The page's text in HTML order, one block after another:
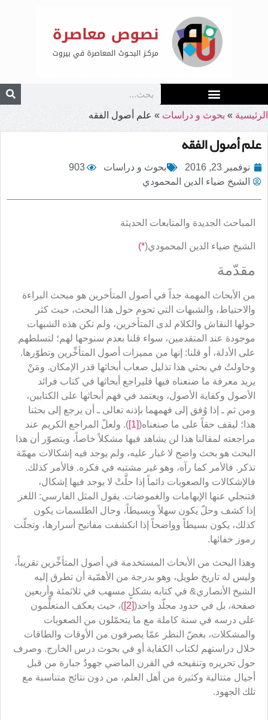
الرئيسية » بحوث و دراسات » علم أصول الفقه
علم أصول الفقه
نوفمبر 23, 2016 بحوث و دراسات
903
الشيخ ضياء الدين المحمودي
المباحث الجديدة والمتابعات الحديثة
الشيخ ضياء الدين المحمودي(*)
مقدّمة
من الأبحاث المهمة جداً في أصول المتأخرين هو مبحث البراءة
والاحتياط، والشبهات التي تحوم حول هذا البحث، حيث كثر
حولها النقاش والكلام لدى المتأخرين، ولم تكن هذه الشبهات
موجودة عند المتقدمين، سواء قلنا بعدم سنوحها لهم؛ لتسلطهم
على الأدلة، أو قلنا: إنها من مميزات أصول المتأخِّرين وتطوّرها.
وحاولتُ في بحثي هذا تذليل صعاب أبحاثها قدر الإمكان. ومَنْ
يريد معرفة ما صنعناه فيها فليراجع أبحاثها في كتاب فرائد
الأصول وكفاية الأصول، ويعتمد في فهم أبحاثها على الكتابين،
ومن ثم ـ إذا وُفق إلى فهمهما بإذنه تعالى ـ أن يرجع إلى بحثنا
هذا؛ ليقف حقاً على ما صنعناه([1]
). ولعلّ المراجع الكريم عند
مراجعته لمقالنا هذا لن يشاهد فيها مشكلاً خاصاً، ويتصوّر أن هذا
البحث هو بحث واضح لا غبار عليه، ولم يوجد فيه إشكالات مهمّة
تذكر. فالأمر كما رآه، وهو غير مشتبه في فكره. فالأمر كذلك.
فالإشكالات والصعوبات دائماً إذا حلَّتْ لا يوجد فيها إشكال،
فتنجلي عنها الإبهامات والغموضات. يقول المثل الفارسي: اللغز
إذا كشف وحلّ يكون سهلاً وبسيطاً، وحال الطلسمات يكون
كذلك، يكون بسيطاً وواضحاً إذا انكشفت مفاتيح أسرارها، وتجلّت
رموز خفائها.
وهذا البحث من الأبحاث المستخدمة في أصول المتأخِّرين تقريباً،
وليس له تاريخ طويل، وهو بدرجة من الأهمّية أن تطرق إليه
الشيخ الأنصاري& في كتابه بشكلٍ مسهب في ثلاثمئة وأربعين
صفحة، بل في حدود مجلّد واحد([2]
)، حيث يعكف المتعلِّمون
على درسه في سنة كاملة مع ما يتحمّلون من الصعوبات
والمشكلات، بغضّ النظر عمّا يصرفون من الأوقات والطاقات
خلال دراستهم لكتاب الكفاية أو في بحوث درس الخارج. وصرف
حول تحريره وتنقيحه في القرن الماضي جهودٌ جبارة من قبل
أجيال متتالية وكثيرة من أهل العلم، من دون نتائج متناسبة مع
تلك الجهود.